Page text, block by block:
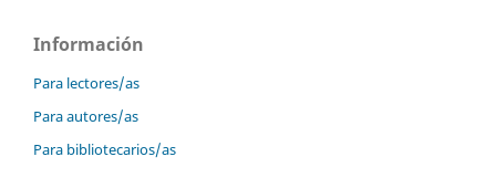
Información
Para lectores/as
Para autores/as
Para bibliotecarios/as